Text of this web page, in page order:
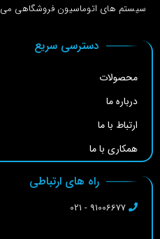
سیستم های اتوماسیون فروشگاهی می
دسترسی سریع
محصولات
درباره ما
ارتباط با ما
همکاری با ما
راه های ارتباطی